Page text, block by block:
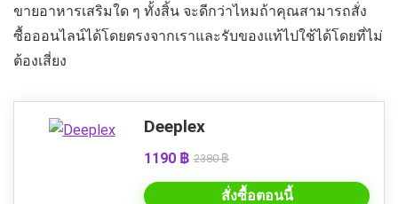
ขายอาหารเสริมใด ๆ ทั้งสิ้น จะดีกว่าไหมถ้าคุณสามารถสั่ง
ซื้อออนไลน์ได้โดยตรงจากเราและรับของแท้ไปใช้ได้โดยที่ไม่
ต้องเสี่ยง
Deeplex
1190 ฿ 2380 ฿
สั่งซื้อตอนนี้